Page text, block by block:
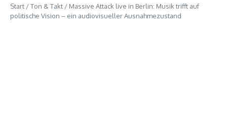
Start /Ton & Takt / Massive Attack live in Berlin: Musik trifft auf
politische Vision – ein audiovisueller Ausnahmezustand